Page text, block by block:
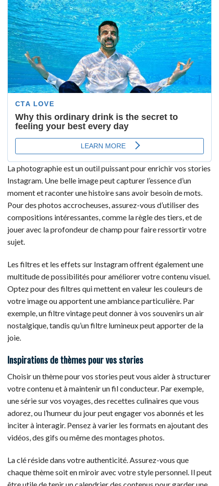
La photographie est un outil puissant pour enrichir vos stories
Instagram. Une belle image peut capturer l’essence d’un
moment et raconter une histoire sans avoir besoin de mots.
Pour des photos accrocheuses, assurez-vous d’utiliser des
compositions intéressantes, comme la règle des tiers, et de
jouer avec la profondeur de champ pour faire ressortir votre
sujet.
Les filtres et les effets sur Instagram offrent également une
multitude de possibilités pour améliorer votre contenu visuel.
Optez pour des filtres qui mettent en valeur les couleurs de
votre image ou apportent une ambiance particulière. Par
exemple, un filtre vintage peut donner à vos souvenirs un air
nostalgique, tandis qu’un filtre lumineux peut apporter de la
joie.
Inspirations de thèmes pour vos stories
Choisir un thème pour vos stories peut vous aider à structurer
votre contenu et à maintenir un fil conducteur. Par exemple,
une série sur vos voyages, des recettes culinaires que vous
adorez, ou l’humeur du jour peut engager vos abonnés et les
inciter à interagir. Pensez à varier les formats en ajoutant des
vidéos, des gifs ou même des montages photos.
La clé réside dans votre authenticité. Assurez-vous que
chaque thème soit en miroir avec votre style personnel. Il peut